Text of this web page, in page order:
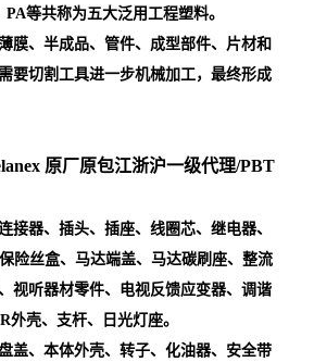
等共称为五大泛用工程塑料。
膜、半成品、管件、成型部件、片材和
要切割工具进一步机械加工，最终形成
原厂原包江浙沪一级代理/PBT
接器、插头、插座、线圈芯、继电器、
险丝盒、马达端盖、马达碳刷座、整流
视听器材零件、电视反馈应变器、调谐
外壳、支杆、日光灯座。
盖、本体外壳、转子、化油器、安全带